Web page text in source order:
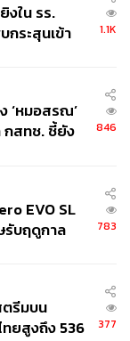
ใน รร.
ระสุนเข้า
1.1K
‘หมอสรณ’
กสทช. ชี้ยัง
846
EVO SL
รับฤดูกาล
783
รีมบน
ยสูงถึง 536
377